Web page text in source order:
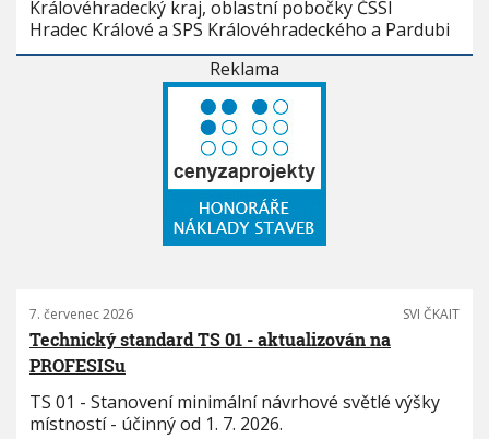
Královéhradecký kraj, oblastní pobočky ČSSI
Hradec Králové a SPS Královéhradeckého a Pardubi
Reklama
7. červenec 2026 SVI ČKAIT
Technický standard TS 01 - aktualizován na
PROFESISu
TS 01 - Stanovení minimální návrhové světlé výšky
místností - účinný od 1. 7. 2026.